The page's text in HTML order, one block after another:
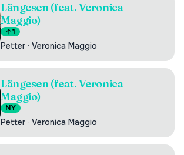
Längesen (feat. Veronica
Maggio)
1
Petter · Veronica Maggio
Längesen (feat. Veronica
Maggio)
NY
Petter · Veronica Maggio